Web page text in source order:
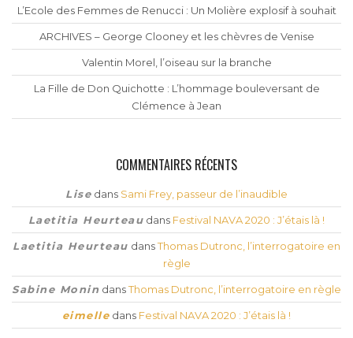
L’Ecole des Femmes de Renucci : Un Molière explosif à souhait
ARCHIVES – George Clooney et les chèvres de Venise
Valentin Morel, l’oiseau sur la branche
La Fille de Don Quichotte : L’hommage bouleversant de
Clémence à Jean
COMMENTAIRES RÉCENTS
Lise dans Sami Frey, passeur de l’inaudible
Laetitia Heurteau dans Festival NAVA 2020 : J’étais là !
Laetitia Heurteau dansThomas Dutronc, l’interrogatoire en
règle
Sabine Monin dansThomas Dutronc, l’interrogatoire en règle
eimelle dans Festival NAVA 2020 : J’étais là !